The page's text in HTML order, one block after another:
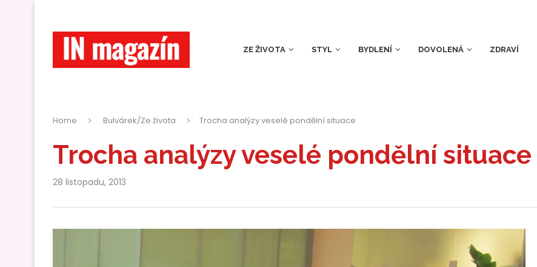
ZE ŽIVOTA STYL BYDLENÍ DOVOLENÁ ZDRAVÍ
Home Bulvárek/Ze života Trocha analýzy veselé pondělní situace
Trocha analýzy veselé pondělní situace
28 listopadu, 2013